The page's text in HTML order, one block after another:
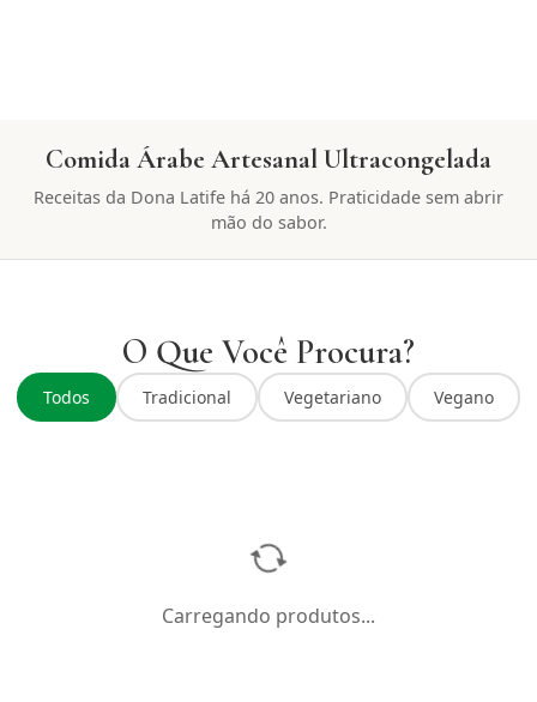
Comida Árabe Artesanal Ultracongelada
Receitas da Dona Latife há 20 anos. Praticidade sem abrir
mão do sabor.
O Que Você Procura?
Todos Tradicional Vegetariano Vegano
Carregando produtos...